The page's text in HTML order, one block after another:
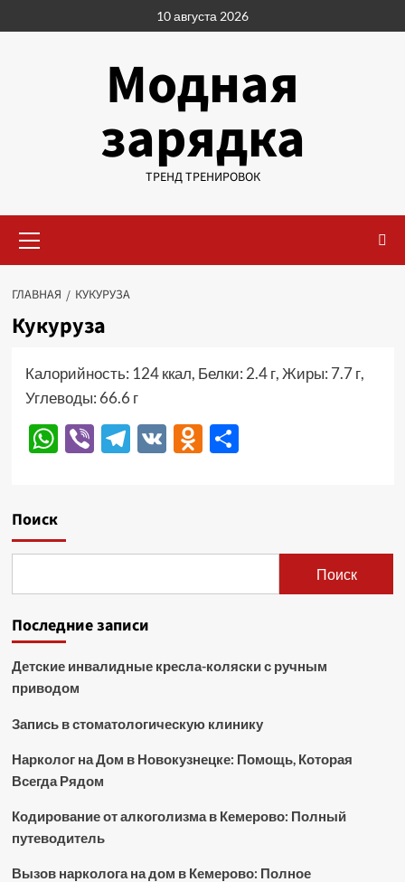
к
10 августа 2026
Модная
зарядка
ТРЕНД ТРЕНИРОВОК
меню
ГЛАВНАЯ КУКУРУЗА
Кукуруза
Калорийность: 124 ккал, Белки: 2.4 г, Жиры: 7.7 г,
Углеводы: 66.6 г
WhatsApp
ViberTelegram
VKOdnoklassniki
Отправить
Поиск
Поиск
Последние записи
Детские инвалидные кресла-коляски с ручным
приводом
Запись в стоматологическую клинику
Нарколог на Дом в Новокузнецке: Помощь, Которая
Всегда Рядом
Кодирование от алкоголизма в Кемерово: Полный
путеводитель
Вызов нарколога на дом в Кемерово: Полное